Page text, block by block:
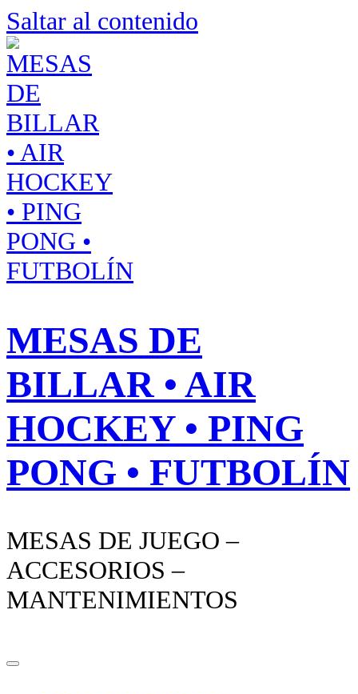
Saltar al contenido
MESAS DE
BILLAR • AIR
HOCKEY • PING
PONG • FUTBOLÍN
MESAS DE JUEGO –
ACCESORIOS –
MANTENIMIENTOS